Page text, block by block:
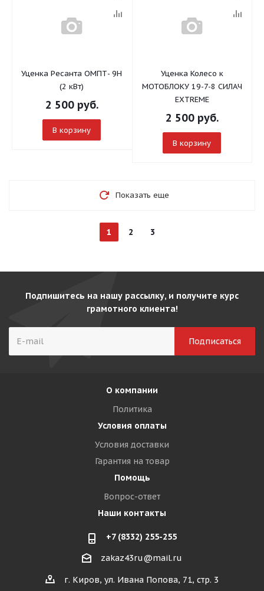
Уценка Ресанта ОМПТ- 9Н
(2 кВт)
2 500руб.
В корзину
Уценка Колесо к
МОТОБЛОКУ 19-7-8 СИЛАЧ
EXTREME
2 500руб.
В корзину
Показать еще
1 2 3
Подпишитесь на нашу рассылку, и получите курс
грамотного клиента!
О компании
Политика
Условия оплаты
Условия доставки
Гарантия на товар
Помощь
Вопрос-ответ
Наши контакты
+7 (8332) 255-255
zakaz43ru@mail.ru
г. Киров, ул. Ивана Попова, 71, стр. 3